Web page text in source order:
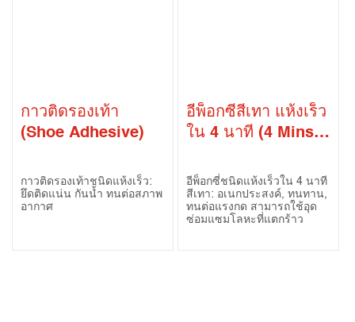
กาวติดรองเท้า
(Shoe Adhesive)
กาวติดรองเท้าชนิดแห้งเร็ว:
ยึดติดแน่น กันน้ำ ทนต่อสภาพ
อากาศ
อีพ็อกซี่สีเทา แห้งเร็ว
ใน 4 นาที (4 Mins
อีพ็อกซี่ชนิดแห้งเร็วใน 4 นาที
สีเทา: อเนกประสงค์, ทนทาน,
ทนต่อแรงกด สามารถใช้อุด
ซ่อมแซมโลหะที่แตกร้าว